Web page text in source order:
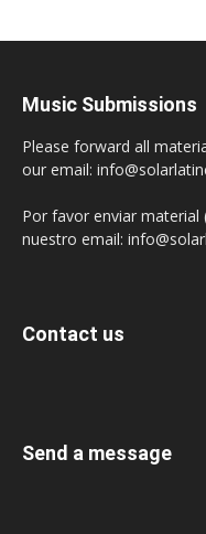
Music Submissions
Please forward all
our email:
Por favor enviar material
nuestro email:
Contact us
Send a message